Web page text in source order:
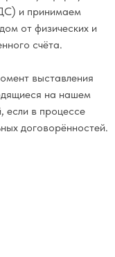
и принимаем
от физических и
счёта.
выставления
на нашем
если в процессе
договорённостей.